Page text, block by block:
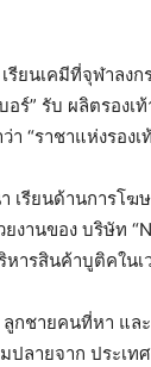
รียนเคมีที่จุฬาลง
อร์” รับ ผลิตรองเ
า “ราชาแห่งรองเ
เรียนด้านการโฆ
งานของ บริษัท
หารสินค้าบูติคในเ
กชายคนที่หา แล
ปลายจาก ประเท